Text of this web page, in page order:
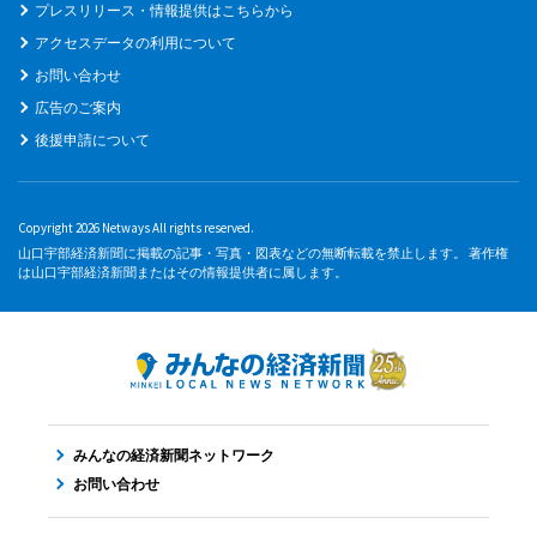
プレスリリース・情報提供はこちらから
アクセスデータの利用について
お問い合わせ
広告のご案内
後援申請について
Copyright 2026 Netways All rights reserved.
山口宇部経済新聞に掲載の記事・写真・図表などの無断転載を禁止します。 著作権
は山口宇部経済新聞またはその情報提供者に属します。
みんなの経済新聞ネットワーク
お問い合わせ